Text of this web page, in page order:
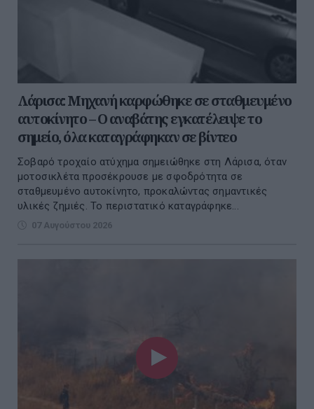
Λάρισα: Μηχανή καρφώθηκε σε σταθμευμένο
αυτοκίνητο – Ο αναβάτης εγκατέλειψε το
σημείο, όλα καταγράφηκαν σε βίντεο
Σοβαρό τροχαίο ατύχημα σημειώθηκε στη Λάρισα, όταν
μοτοσικλέτα προσέκρουσε με σφοδρότητα σε
σταθμευμένο αυτοκίνητο, προκαλώντας σημαντικές
υλικές ζημιές. Το περιστατικό καταγράφηκε...
07 Αυγούστου 2026